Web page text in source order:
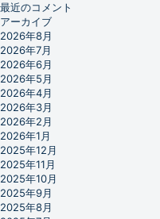
最近のコメント
アーカイブ
2026年8月
2026年7月
2026年6月
2026年5月
2026年4月
2026年3月
2026年2月
2026年1月
2025年12月
2025年11月
2025年10月
2025年9月
2025年8月